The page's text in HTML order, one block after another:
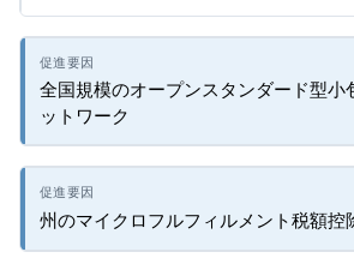
全国規模のオープンスタンダード型小
ットワーク
州のマイクロフルフィルメント税額控